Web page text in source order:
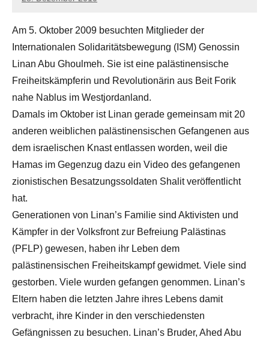
admin
Am 5. Oktober 2009 besuchten Mitglieder der
Internationalen Solidaritätsbewegung (ISM) Genossin
Linan Abu Ghoulmeh. Sie ist eine palästinensische
Freiheitskämpferin und Revolutionärin aus Beit Forik
nahe Nablus im Westjordanland.
Damals im Oktober ist Linan gerade gemeinsam mit 20
anderen weiblichen palästinensischen Gefangenen aus
dem israelischen Knast entlassen worden, weil die
Hamas im Gegenzug dazu ein Video des gefangenen
zionistischen Besatzungssoldaten Shalit veröffentlicht
hat.
Generationen von Linan’s Familie sind Aktivisten und
Kämpfer in der Volksfront zur Befreiung Palästinas
(PFLP) gewesen, haben ihr Leben dem
palästinensischen Freiheitskampf gewidmet. Viele sind
gestorben. Viele wurden gefangen genommen. Linan’s
Eltern haben die letzten Jahre ihres Lebens damit
verbracht, ihre Kinder in den verschiedensten
Gefängnissen zu besuchen. Linan’s Bruder, Ahed Abu